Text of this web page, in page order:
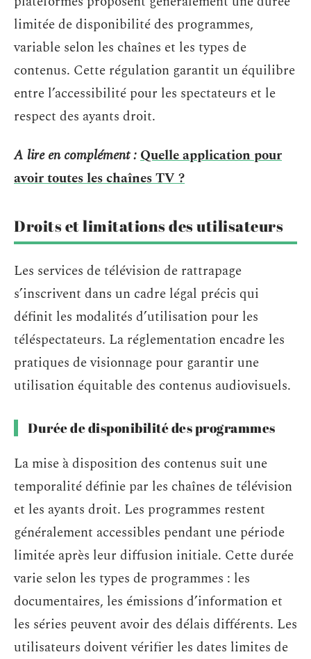
limitée de disponibilité des programmes,
variable selon les chaînes et les types de
contenus. Cette régulation garantit un équilibre
entre l’accessibilité pour les spectateurs et le
respect des ayants droit.
A lire en complément :Quelle application pour
avoir toutes les chaînes TV ?
Droits et limitations des utilisateurs
Les services de télévision de rattrapage
s’inscrivent dans un cadre légal précis qui
définit les modalités d’utilisation pour les
téléspectateurs. La réglementation encadre les
pratiques de visionnage pour garantir une
utilisation équitable des contenus audiovisuels.
Durée de disponibilité des programmes
La mise à disposition des contenus suit une
temporalité définie par les chaînes de télévision
et les ayants droit. Les programmes restent
généralement accessibles pendant une période
limitée après leur diffusion initiale. Cette durée
varie selon les types de programmes : les
documentaires, les émissions d’information et
les séries peuvent avoir des délais différents. Les
utilisateurs doivent vérifier les dates limites de